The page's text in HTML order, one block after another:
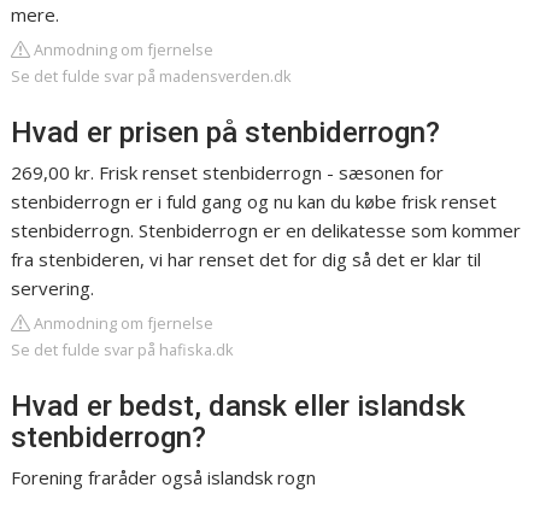
mere.
Anmodning om fjernelse
Se det fulde svar på madensverden.dk
Hvad er prisen på stenbiderrogn?
269,00 kr. Frisk renset stenbiderrogn - sæsonen for
stenbiderrogn er i fuld gang og nu kan du købe frisk renset
stenbiderrogn. Stenbiderrogn er en delikatesse som kommer
fra stenbideren, vi har renset det for dig så det er klar til
servering.
Anmodning om fjernelse
Se det fulde svar på hafiska.dk
Hvad er bedst, dansk eller islandsk
stenbiderrogn?
Forening fraråder også islandsk rogn